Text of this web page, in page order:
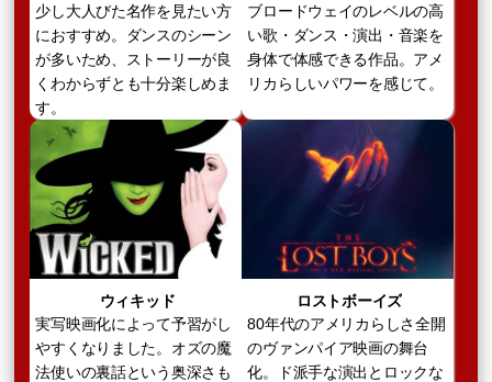
少し大人びた名作を見たい方
におすすめ。ダンスのシーン
が多いため、ストーリーが良
くわからずとも十分楽しめま
す。
ブロードウェイのレベルの高
い歌・ダンス・演出・音楽を
身体で体感できる作品。アメ
リカらしいパワーを感じて。
ウィキッド
実写映画化によって予習がし
やすくなりました。オズの魔
法使いの裏話という奥深さも
ロストボーイズ
80年代のアメリカらしさ全開
のヴァンパイア映画の舞台
化。ド派手な演出とロックな